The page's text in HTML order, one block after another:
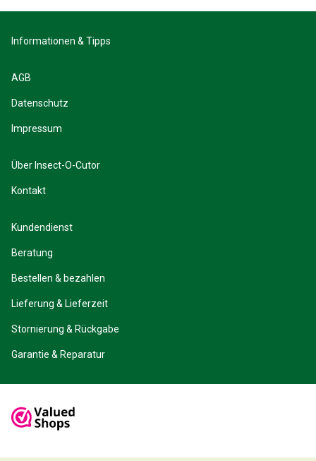
Informationen & Tipps
AGB
Datenschutz
Impressum
Über Insect-O-Cutor
Kontakt
Kundendienst
Beratung
Bestellen & bezahlen
Lieferung & Lieferzeit
Stornierung & Rückgabe
Garantie & Reparatur